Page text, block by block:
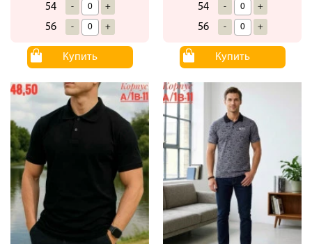
54 - +
56 - +
Купить
54 - +
56 - +
Купить